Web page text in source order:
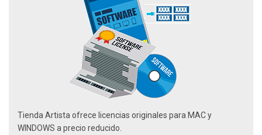
Tienda Artista ofrece licencias originales para MAC y
WINDOWS a precio reducido.